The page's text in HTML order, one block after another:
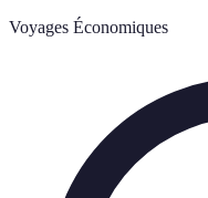
Voyages Économiques